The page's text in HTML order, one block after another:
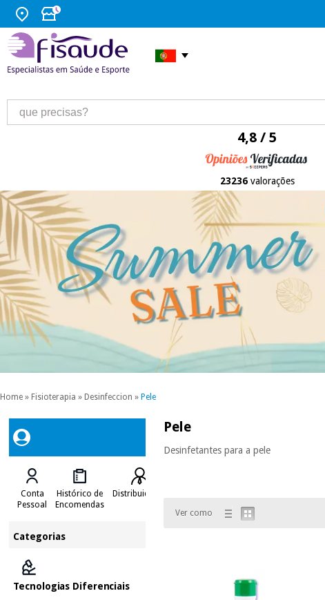
4,8 / 5
23236valorações
Home » Fisioterapia » Desinfeccion » Pele
Conta
Pessoal
Histórico de
Encomendas
Distribuidores
Categorias
Tecnologias Diferenciais
Pele
Desinfetantes para a pele
Ver como